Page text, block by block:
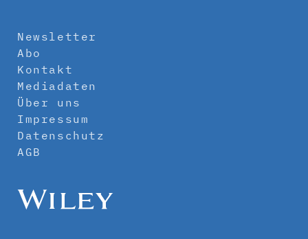
Newsletter
Abo
Kontakt
Mediadaten
Über uns
Impressum
Datenschutz
AGB